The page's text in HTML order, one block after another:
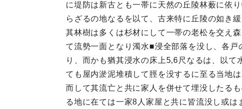
に堤防は新古とも一帯に天然の丘陵林薮に依
らざるの地なるを以て、古来特に丘陵の如き
其林樹は多くは杉材にして一帯の老松を交え
て流勢一面となり濁水■浸全部落を没し、各
り、而かも猶其浸水の床上5,6尺なるは、以
ても屋内淤泥堆積して脛を没するに至る当地
而して其流亡と共に家人を併せて埋没したる
る地に在ては一家8人家屋と共に皆流没し或